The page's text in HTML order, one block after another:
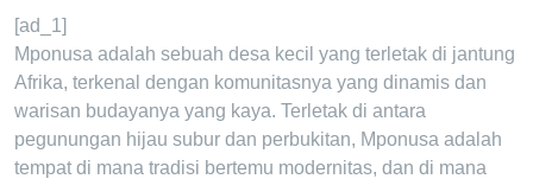
[ad_1]
Mponusa adalah sebuah desa kecil yang terletak di jantung
Afrika, terkenal dengan komunitasnya yang dinamis dan
warisan budayanya yang kaya. Terletak di antara
pegunungan hijau subur dan perbukitan, Mponusa adalah
tempat di mana tradisi bertemu modernitas, dan di mana